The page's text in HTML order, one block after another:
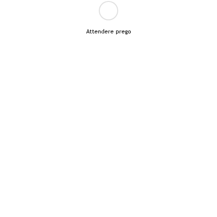
Attendere prego